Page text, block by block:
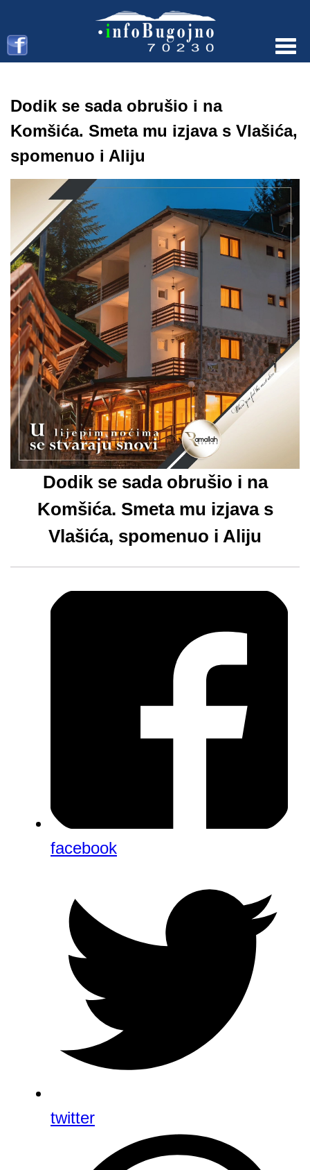
Dodik se sada obrušio i na
Komšića. Smeta mu izjava s Vlašića,
spomenuo i Aliju
Dodik se sada obrušio i na
Komšića. Smeta mu izjava s
Vlašića, spomenuo i Aliju
facebook
twitter